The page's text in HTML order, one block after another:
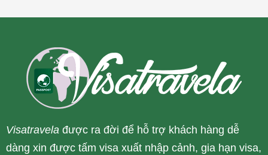
Visatravela được ra đời để hỗ trợ khách hàng dễ
dàng xin được tấm visa xuất nhập cảnh, gia hạn visa,